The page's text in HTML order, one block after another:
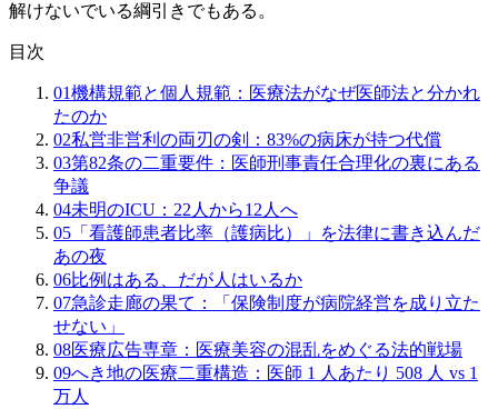
解けないでいる綱引きでもある。
目次
01機構規範と個人規範：医療法がなぜ医師法と分かれ
たのか
02私営非営利の両刃の剣：83%の病床が持つ代償
03第82条の二重要件：医師刑事責任合理化の裏にある
争議
04未明のICU：22人から12人へ
05 「看護師患者比率（護病比）」を法律に書き込んだ
あの夜
06比例はある、だが人はいるか
07急診走廊の果て：「保険制度が病院経営を成り立た
せない」
08医療広告専章：医療美容の混乱をめぐる法的戦場
09へき地の医療二重構造：医師 1 人あたり 508 人 vs 1
万人